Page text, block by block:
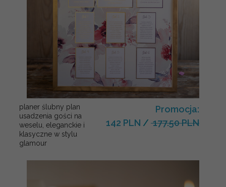
planer ślubny plan
usadzenia gości na
weselu, eleganckie i
klasyczne w stylu
glamour
Promocja:
142 PLN / 177.50 PLN